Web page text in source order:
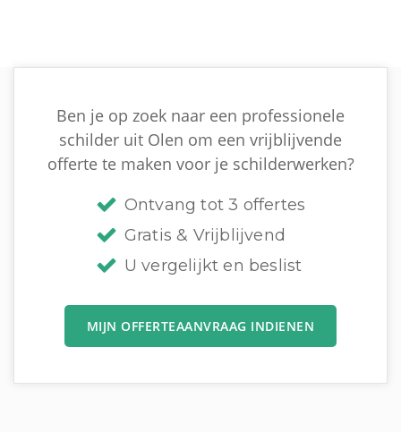
Ben je op zoek naar een professionele
schilder uit Olen om een vrijblijvende
offerte te maken voor je schilderwerken?
Ontvang tot 3 offertes
Gratis & Vrijblijvend
U vergelijkt en beslist
MIJN OFFERTEAANVRAAG INDIENEN